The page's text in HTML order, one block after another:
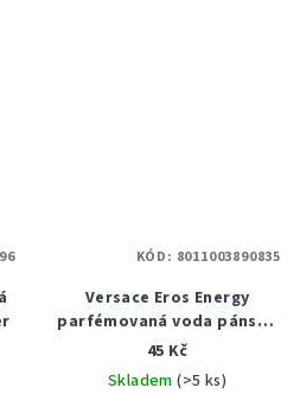
Versace Eros Energy
parfémovaná voda pánská
1 ml vzorek s
rozprašovačem
45 Kč
Skladem(>5 ks)
KÓD: 8011003890835